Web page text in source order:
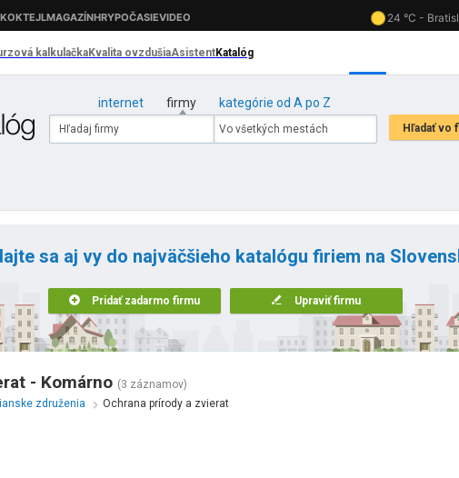
internet firmy kategórie od A po Z
sa aj vy do najväčšieho katalógu firiem na
Pridať zadarmo firmu Upraviť firmu
- Komárno (3 záznamov)
združenia Ochrana prírody a zvierat